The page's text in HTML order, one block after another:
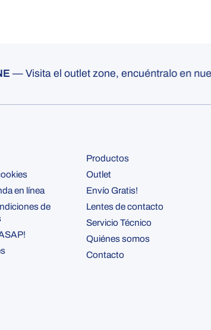
Visita el outlet zone, encuéntralo en
en línea
de
Productos
Outlet
Envío Gratis!
Lentes de contacto
Servicio Técnico
Quiénes somos
Contacto